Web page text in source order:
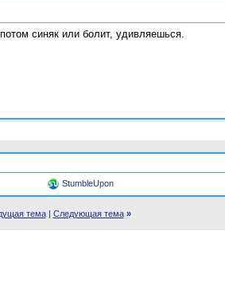
синяк или болит, удивляешься.
StumbleUpon
тема| Следующая тема »